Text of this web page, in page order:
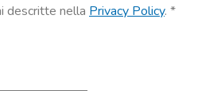
descritte nella Privacy Policy. *